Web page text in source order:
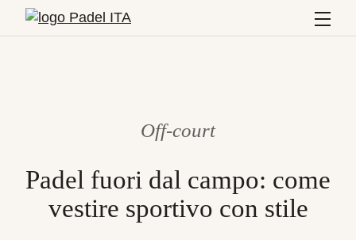
Menù
Off-court
Padel fuori dal campo: come
vestire sportivo con stile